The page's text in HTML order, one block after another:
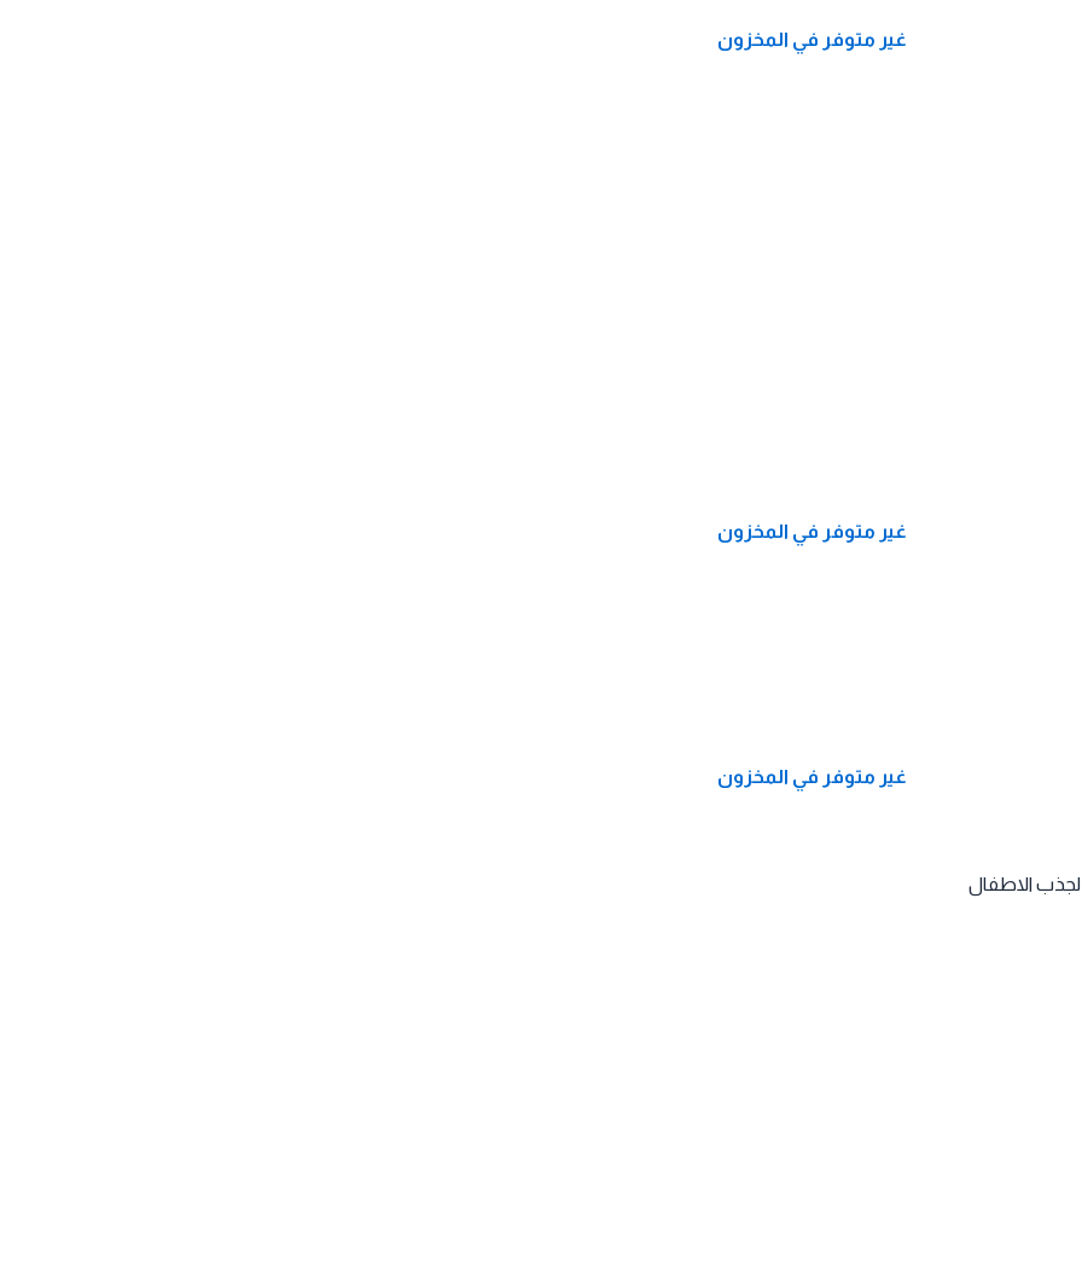
غير متوفر في المخزون
غير متوفر في المخزون
غير متوفر في المخزون
الاطفال